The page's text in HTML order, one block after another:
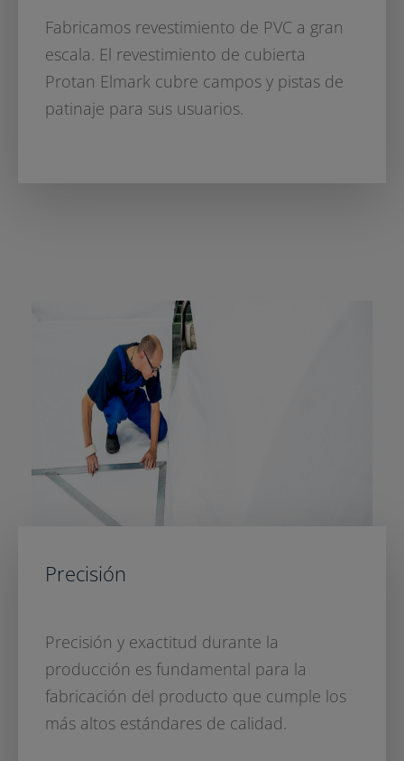
Fabricamos revestimiento de PVC a gran
escala. El revestimiento de cubierta
Protan Elmark cubre campos y pistas de
patinaje para sus usuarios.
Precisión
Precisión y exactitud durante la
producción es fundamental para la
fabricación del producto que cumple los
más altos estándares de calidad.